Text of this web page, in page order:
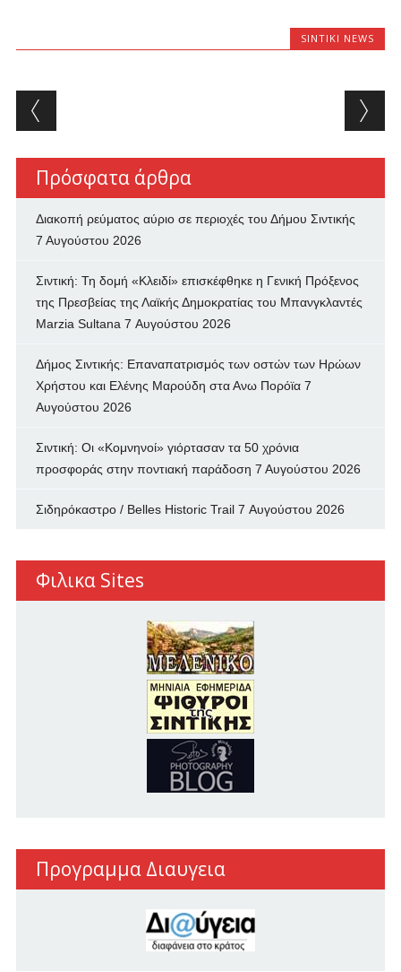
SINTIKI NEWS
Post navigation
Πρόσφατα άρθρα
Διακοπή ρεύματος αύριο σε περιοχές του Δήμου Σιντικής
7 Αυγούστου 2026
Σιντική: Τη δομή «Κλειδί» επισκέφθηκε η Γενική Πρόξενος
της Πρεσβείας της Λαϊκής Δημοκρατίας του Μπανγκλαντές
Marzia Sultana 7 Αυγούστου 2026
Δήμος Σιντικής: Επαναπατρισμός των oστών των Ηρώων
Χρήστου και Ελένης Μαρούδη στα Ανω Πορόϊα 7
Αυγούστου 2026
Σιντική: Οι «Κομνηνοί» γιόρτασαν τα 50 χρόνια
προσφοράς στην ποντιακή παράδοση 7 Αυγούστου 2026
Σιδηρόκαστρο / Belles Historic Trail 7 Αυγούστου 2026
Φιλικα Sites
Προγραμμα Διαυγεια